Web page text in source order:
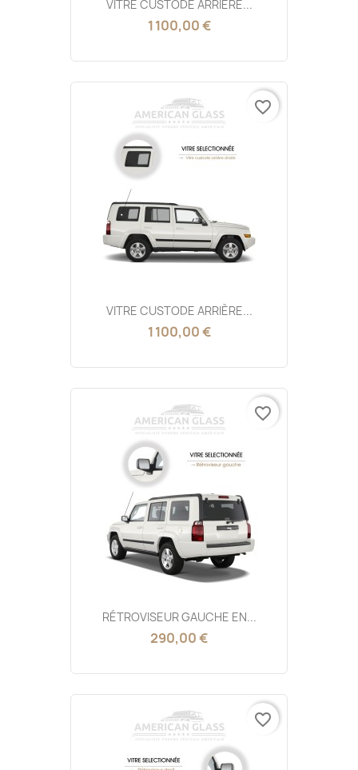
VITRE CUSTODE ARRIÈRE...
1 100,00 €
VITRE CUSTODE ARRIÈRE...
1 100,00 €
favorite_border
RÉTROVISEUR GAUCHE EN...
290,00 €
favorite_border
favorite_border